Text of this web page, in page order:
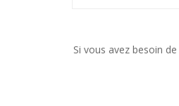
Si vous avez besoin